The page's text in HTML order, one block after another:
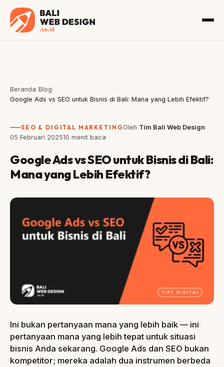
Beranda/Blog/
Google Ads vs SEO untuk Bisnis di Bali: Mana yang Lebih Efektif?
SEO & DIGITAL MARKETING Oleh Tim Bali Web Design
05 Februari 202510 menit baca
Google Ads vs SEO untuk Bisnis di Bali:
Mana yang Lebih Efektif?
Ini bukan pertanyaan mana yang lebih baik — ini
pertanyaan mana yang lebih tepat untuk situasi
bisnis Anda sekarang. Google Ads dan SEO bukan
kompetitor; mereka adalah dua instrumen berbeda